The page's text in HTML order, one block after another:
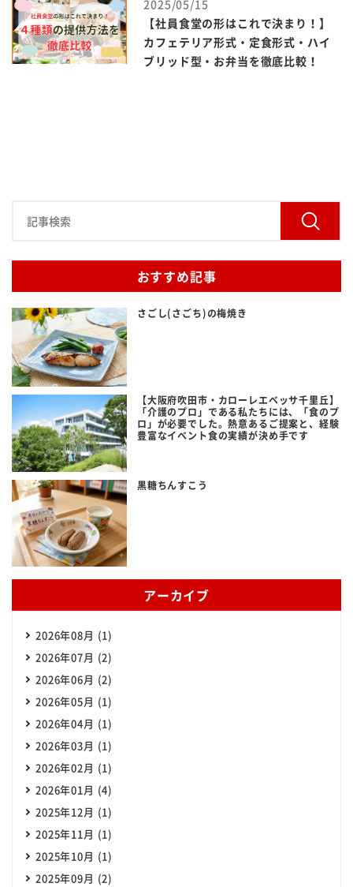
2025/05/15
【社員食堂の形はこれで決まり！】
カフェテリア形式・定食形式・ハイ
ブリッド型・お弁当を徹底比較！
おすすめ記事
さごし(さごち)の梅焼き
【大阪府吹田市・カローレエベッサ千里丘】
「介護のプロ」である私たちには、「食のプ
ロ」が必要でした。熱意あるご提案と、経験
豊富なイベント食の実績が決め手です
黒糖ちんすこう
アーカイブ
2026年08月 (1)
2026年07月 (2)
2026年06月 (2)
2026年05月 (1)
2026年04月 (1)
2026年03月 (1)
2026年02月 (1)
2026年01月 (4)
2025年12月 (1)
2025年11月 (1)
2025年10月 (1)
2025年09月 (2)